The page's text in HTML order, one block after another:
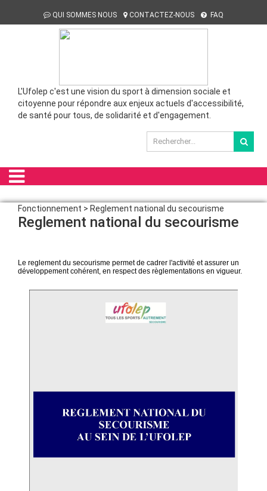
QUI SOMMES NOUS CONTACTEZ-NOUS FAQ
L'Ufolep c'est une vision du sport à dimension sociale et
citoyenne pour répondre aux enjeux actuels d'accessibilité,
de santé pour tous, de solidarité et d'engagement.
Fonctionnement > Reglement national du secourisme
Reglement national du secourisme
Le reglement du secourisme permet de cadrer l'activité et assurer un
développement cohérent, en respect des règlementations en vigueur.